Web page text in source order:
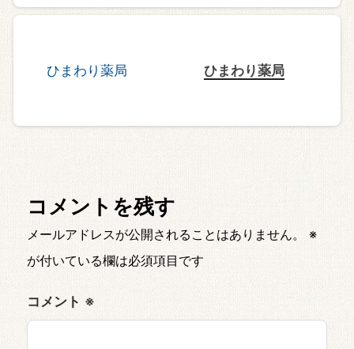
ひまわり薬局
コメントを残す
メールアドレスが公開されることはありません。
※
が付いている欄は必須項目です
コメント ※